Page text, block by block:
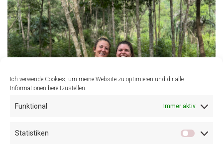
Ich verwende Cookies, um meine Website zu optimieren und dir alle
Informationen bereitzustellen.
Funktional Immer aktiv
Statistiken